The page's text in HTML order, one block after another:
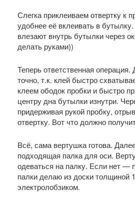
Слегка приклеиваем отвертку к
удобнее её вклеивать в
влезают внутрь бутылки через
делать руками))
Теперь ответственная
точно, т.к. клей быстро
клеем ободок пробки и быстро
центру дна бутылки изнутри.
придерживая рукой пробку,
отвертку. Вот что должно
Всё, сама вертушка готова.
подходящая палка для оси.
одеваться на палку. Если нет —
палки делаю из доски толщиной
электролобзиком.